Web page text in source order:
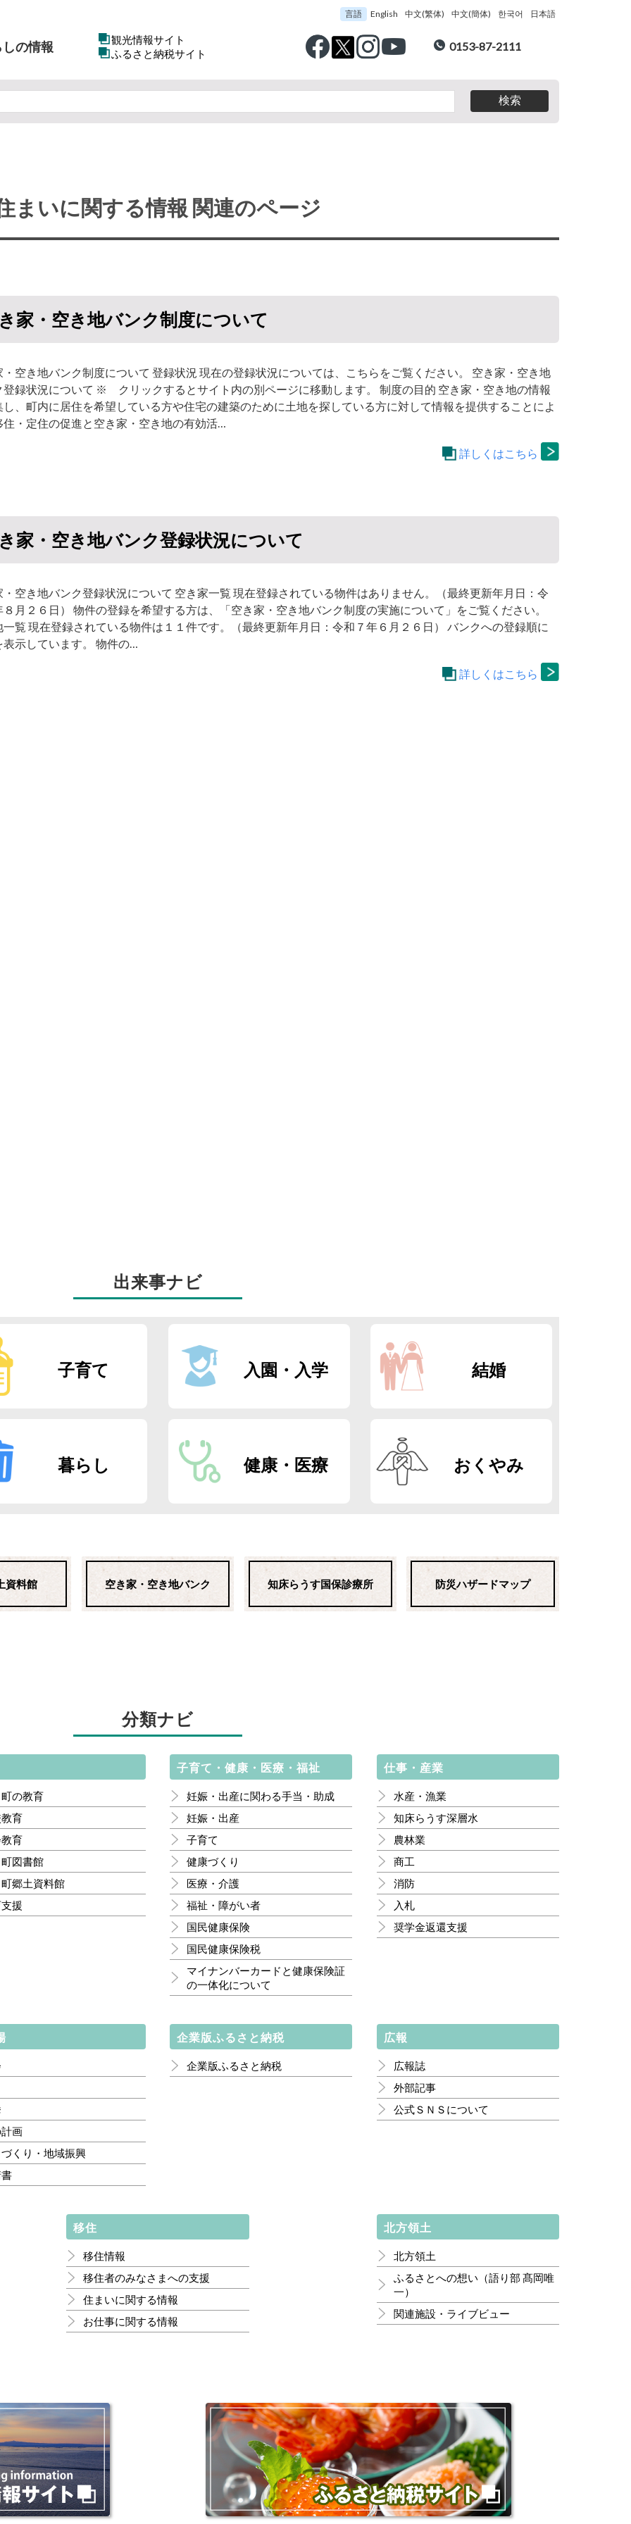
言語 English 中文(繁体) 中文(簡体) 한국어 日本語
の情報
観光情報サイト
ふるさと納税サイト
0153-87-2111
まいに関する情報 関連のページ
家・空き地バンク制度について
・空き地バンク制度について 登録状況 現在の登録状況については、こちらをご覧ください。 空き家・空き地
登録状況について ※ クリックするとサイト内の別ページに移動します。 制度の目的 空き家・空き地の情報
し、町内に居住を希望している方や住宅の建築のために土地を探している方に対して情報を提供することによ
住・定住の促進と空き家・空き地の有効活…
詳しくはこちら
家・空き地バンク登録状況について
・空き地バンク登録状況について 空き家一覧 現在登録されている物件はありません。（最終更新年月日：令
月２６日） 物件の登録を希望する方は、「空き家・空き地バンク制度の実施について」をご覧ください。
一覧 現在登録されている物件は１１件です。（最終更新年月日：令和７年６月２６日） バンクへの登録順に
表示しています。 物件の…
詳しくはこちら
出来事ナビ
子育て 入園・入学 結婚
暮らし 健康・医療 おくやみ
資料館 空き家・空き地バンク 知床らうす国保診療所 防災ハザードマップ
分類ナビ
の教育
育
育
図書館
郷土資料館
援
子育て・健康・医療・福祉
妊娠・出産に関わる手当・助成
妊娠・出産
子育て
健康づくり
医療・介護
福祉・障がい者
国民健康保険
国民健康保険税
マイナンバーカードと健康保険証
の一体化について
仕事・産業
水産・漁業
知床らうす深層水
農林業
商工
消防
入札
奨学金返還支援
画
くり・地域振興
企業版ふるさと納税
企業版ふるさと納税
広報
広報誌
外部記事
公式ＳＮＳについて
移住
移住情報
移住者のみなさまへの支援
住まいに関する情報
お仕事に関する情報
北方領土
北方領土
ふるさとへの想い（語り部 髙岡唯
一）
関連施設・ライブビュー